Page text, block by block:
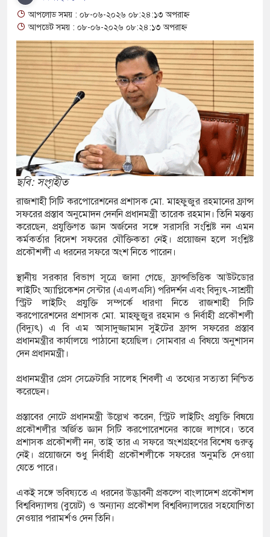
পর ব্যাটেই জবাব, অস্ট্রেলিয়ার বিপক্ষে মিরাজের
ক্রীড়াবিদদের জন্য আন্তর্জাতিক মানের জাতীয়
আয়োজন করবে সরকার
সিদ্ধান্তের বার্তা রিয়ালের, চুক্তি নবায়নে জোর
লোকশিল্পী স্বাগত দে আর নেই, শোকের ছায়া বাংলা
বাংলাদেশিদের সতর্ক করল ঢাকাস্থ ভারতীয়
থেকে জাতীয় গ্রিডে গ্যাস সরবরাহ বেড়ে
হচ্ছে ‘ফ্যামিলি কার্ড’ কর্মসূচি, চার বছরে অন্তর্ভুক্ত
পরিবার
ক্যারোলাইনায় বন্দুক হামলায় নিহত ৩, একই
কল্যাণ সংগঠনের নেতৃবৃন্দের সঙ্গে সিটি
সৌজন্য সাক্ষাৎ
আপলোড সময় : ০৮-০৬-২০২৬ ০৮:২৪:১৩ অপরাহ্ন
আপডেট সময় : ০৮-০৬-২০২৬ ০৮:২৪:১৩ অপরাহ্ন
ছবি: সংগৃহীত
রাজশাহী সিটি করপোরেশনের প্রশাসক মো. মাহফুজুর রহমানের ফ্রান্স
সফরের প্রস্তাব অনুমোদন দেননি প্রধানমন্ত্রী তারেক রহমান। তিনি মন্তব্য
করেছেন, প্রযুক্তিগত জ্ঞান অর্জনের সঙ্গে সরাসরি সংশ্লিষ্ট নন এমন
কর্মকর্তার বিদেশ সফরের যৌক্তিকতা নেই। প্রয়োজন হলে সংশ্লিষ্ট
প্রকৌশলী এ ধরনের সফরে অংশ নিতে পারেন।
স্থানীয় সরকার বিভাগ সূত্রে জানা গেছে, ফ্রান্সভিত্তিক আউটডোর
লাইটিং অ্যাপ্লিকেশন সেন্টার (এএলএসি) পরিদর্শন এবং বিদ্যুৎ-সাশ্রয়ী
স্ট্রিট লাইটিং প্রযুক্তি সম্পর্কে ধারণা নিতে রাজশাহী সিটি
করপোরেশনের প্রশাসক মো. মাহফুজুর রহমান ও নির্বাহী প্রকৌশলী
(বিদ্যুৎ) এ বি এম আসাদুজ্জামান সুইটের ফ্রান্স সফরের প্রস্তাব
প্রধানমন্ত্রীর কার্যালয়ে পাঠানো হয়েছিল। সোমবার এ বিষয়ে অনুশাসন
দেন প্রধানমন্ত্রী।
প্রধানমন্ত্রীর প্রেস সেক্রেটারি সালেহ শিবলী এ তথ্যের সত্যতা নিশ্চিত
করেছেন।
প্রস্তাবের নোটে প্রধানমন্ত্রী উল্লেখ করেন, স্ট্রিট লাইটিং প্রযুক্তি বিষয়ে
প্রকৌশলীর অর্জিত জ্ঞান সিটি করপোরেশনের কাজে লাগবে। তবে
প্রশাসক প্রকৌশলী নন, তাই তার এ সফরে অংশগ্রহণের বিশেষ গুরুত্ব
নেই। প্রয়োজনে শুধু নির্বাহী প্রকৌশলীকে সফরের অনুমতি দেওয়া
যেতে পারে।
একই সঙ্গে ভবিষ্যতে এ ধরনের উদ্ভাবনী প্রকল্পে বাংলাদেশ প্রকৌশল
বিশ্ববিদ্যালয় (বুয়েট) ও অন্যান্য প্রকৌশল বিশ্ববিদ্যালয়ের সহযোগিতা
নেওয়ার পরামর্শও দেন তিনি।